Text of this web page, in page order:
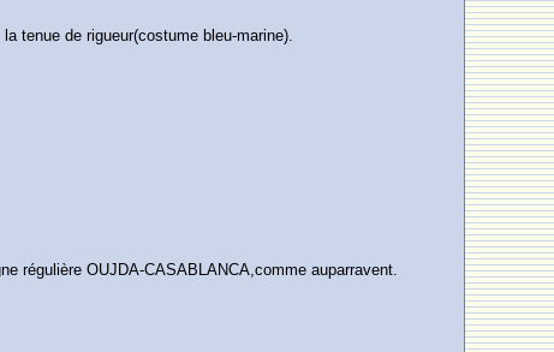
tenue de rigueur(costume bleu-marine).
régulière OUJDA-CASABLANCA,comme auparravent.